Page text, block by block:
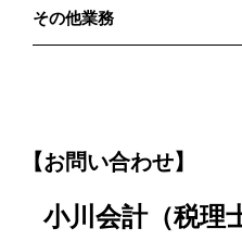
その他業務
【お問い合わせ】
小川会計（税理